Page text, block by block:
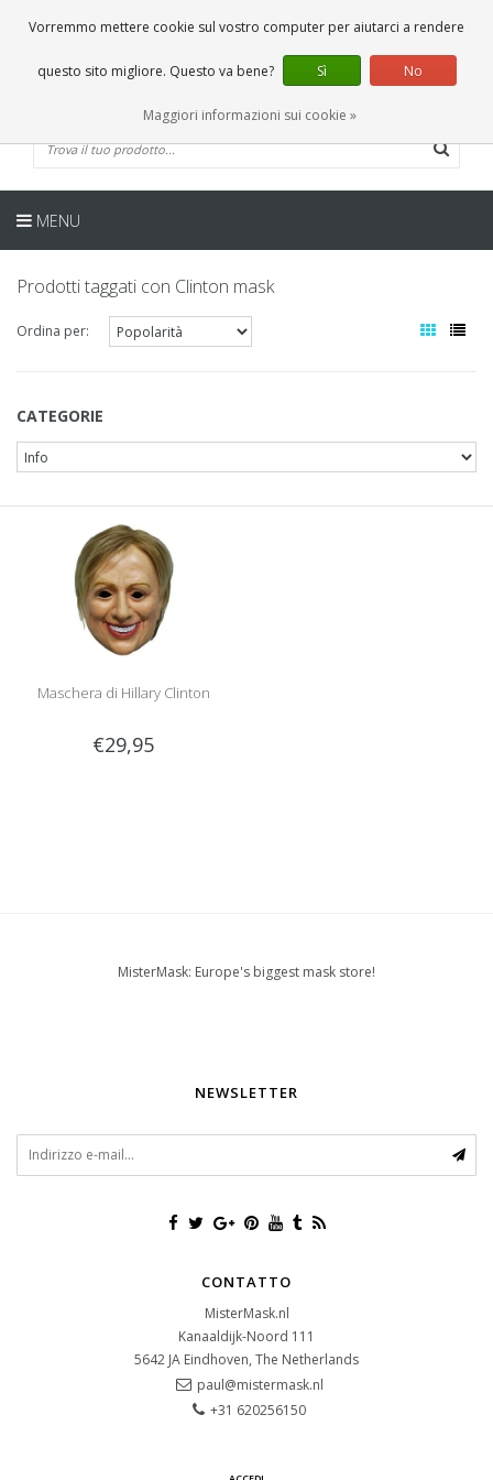
0 Articoli
IT
MENU
Prodotti taggati con Clinton mask
Ordina per:
CATEGORIE
Maschera di Hillary Clinton
€29,95
MisterMask: Europe's biggest mask store!
NEWSLETTER
CONTATTO
MisterMask.nl
Kanaaldijk-Noord 111
5642 JA Eindhoven, The Netherlands
paul@mistermask.nl
+31 620256150
Vorremmo mettere cookie sul vostro computer per aiutarci a rendere
questo sito migliore. Questo va bene? Sì No
Maggiori informazioni sui cookie »